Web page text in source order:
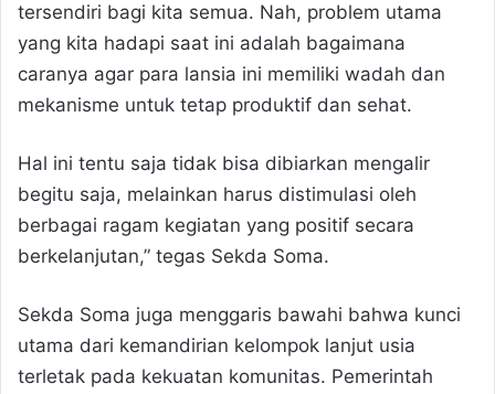
tersendiri bagi kita semua. Nah, problem utama
yang kita hadapi saat ini adalah bagaimana
caranya agar para lansia ini memiliki wadah dan
mekanisme untuk tetap produktif dan sehat.
Hal ini tentu saja tidak bisa dibiarkan mengalir
begitu saja, melainkan harus distimulasi oleh
berbagai ragam kegiatan yang positif secara
berkelanjutan,” tegas Sekda Soma.
Sekda Soma juga menggaris bawahi bahwa kunci
utama dari kemandirian kelompok lanjut usia
terletak pada kekuatan komunitas. Pemerintah